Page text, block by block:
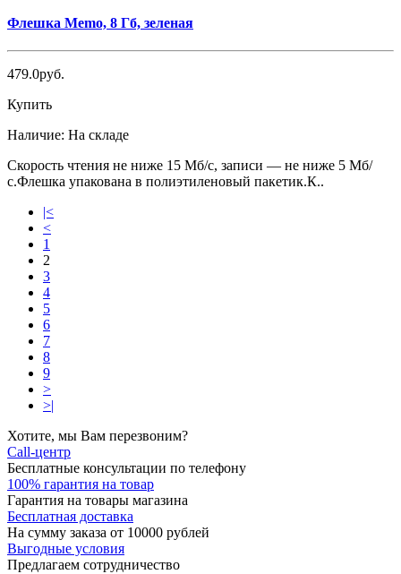
Флешка Memo, 8 Гб, зеленая
479.0руб.
Купить
Наличие: На складе
Скорость чтения не ниже 15 Мб/с, записи — не ниже 5 Мб/
с.Флешка упакована в полиэтиленовый пакетик.К..
|<
<
1
2
3
4
5
6
7
8
9
>
>|
Хотите, мы Вам перезвоним?
Call-центр
Бесплатные консультации по телефону
100% гарантия на товар
Гарантия на товары магазина
Бесплатная доставка
На сумму заказа от 10000 рублей
Выгодные условия
Предлагаем сотрудничество